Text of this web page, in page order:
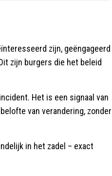
zijn, geëngageerd
zijn burgers die het beleid
Het is een signaal van
van verandering, zonder
in het zadel – exact